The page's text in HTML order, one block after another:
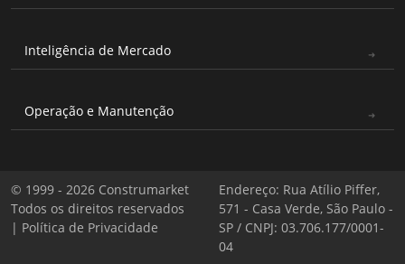
Inteligência de Mercado
Operação e Manutenção
© 1999 - 2026 Construmarket
Todos os direitos reservados
| Política de Privacidade
Endereço: Rua Atílio Piffer,
571 - Casa Verde, São Paulo -
SP / CNPJ: 03.706.177/0001-
04